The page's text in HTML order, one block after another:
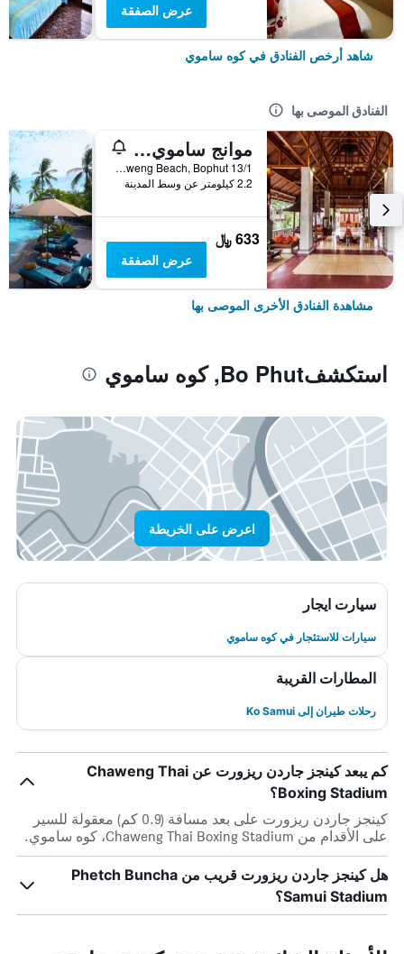
عرض الصفقة
شاهد أرخص الفنادق في كوه ساموي
الفنادق الموصى بها
موانج ساموي سبا ريزورت
13/1 Moo2, Chaweng Beach, Bophut, كوه ساموي, تايلاند
2.2 كيلومتر عن وسط المدينة
633 ﷼
عرض الصفقة
مشاهدة الفنادق الأخرى الموصى بها
استكشفBo Phut, كوه ساموي
اعرض على الخريطة
سيارت ايجار
سيارات للاستئجار في كوه ساموي
المطارات القريبة
رحلات طيران إلى Ko Samui
كم يبعد كينجز جاردن ريزورت عن Chaweng Thai
Boxing Stadium؟
كينجز جاردن ريزورت على بعد مسافة (0.9 كم) معقولة للسير
على الأقدام من Chaweng Thai Boxing Stadium، كوه ساموي.
هل كينجز جاردن ريزورت قريب من Phetch Buncha
Samui Stadium؟